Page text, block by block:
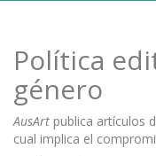
Política
género
AusArt publica artículos
cual implica el